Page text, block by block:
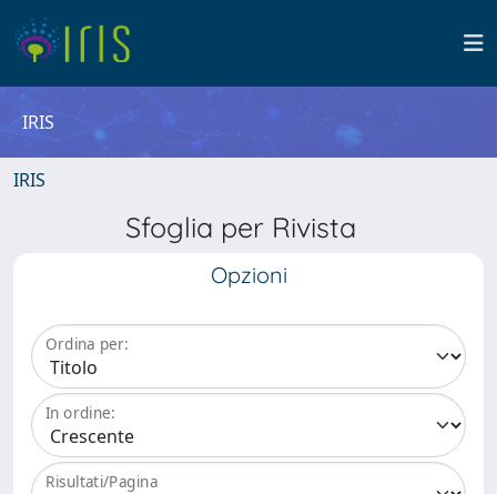
IRIS
IRIS
Sfoglia per Rivista
Opzioni
Ordina per:
In ordine:
Risultati/Pagina